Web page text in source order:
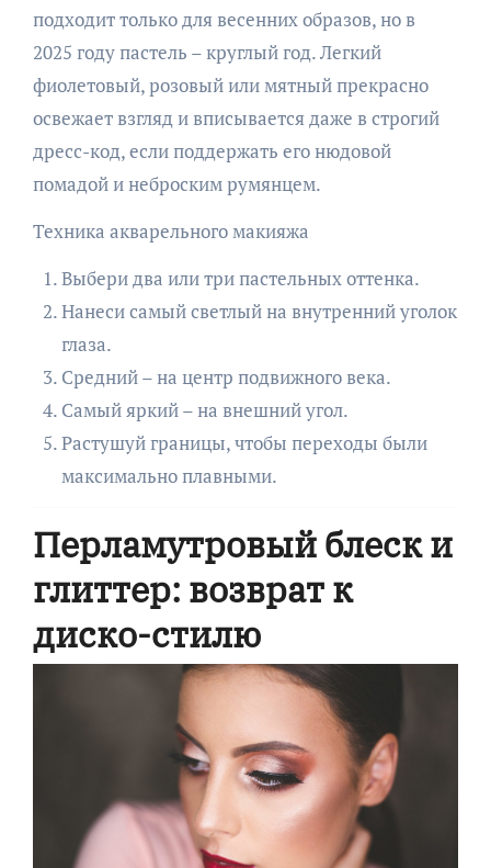
подходит только для весенних образов, но в
2025 году пастель – круглый год. Легкий
фиолетовый, розовый или мятный прекрасно
освежает взгляд и вписывается даже в строгий
дресс-код, если поддержать его нюдовой
помадой и неброским румянцем.
Техника акварельного макияжа
Выбери два или три пастельных оттенка.
Нанеси самый светлый на внутренний уголок
глаза.
Средний – на центр подвижного века.
Самый яркий – на внешний угол.
Растушуй границы, чтобы переходы были
максимально плавными.
Перламутровый блеск и
глиттер: возврат к
диско-стилю